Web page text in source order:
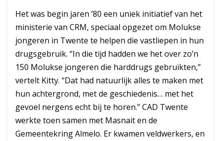
Het was begin jaren ’80 een uniek initiatief van het
ministerie van CRM, speciaal opgezet om Molukse
jongeren in Twente te helpen die vastliepen in hun
drugsgebruik. “In die tijd hadden we het over zo’n
150 Molukse jongeren die harddrugs gebruikten,”
vertelt Kitty. “Dat had natuurlijk alles te maken met
hun achtergrond, met de geschiedenis… met het
gevoel nergens echt bij te horen.” CAD Twente
werkte toen samen met Masnait en de
Gemeentekring Almelo. Er kwamen veldwerkers, en